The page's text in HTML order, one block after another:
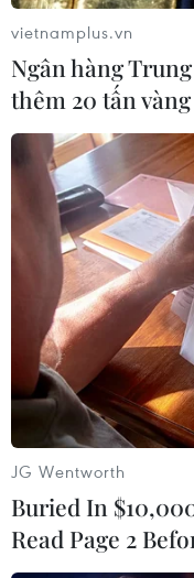
Người dân phường
nghiệm sáng
vietnamplus.vn
Ngân hàng
thêm 20 tấn
JG Wentworth
Buried In
Read Page 2